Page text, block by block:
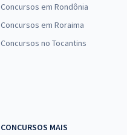
Concursos em Rondônia
Concursos em Roraima
Concursos no Tocantins
CONCURSOS MAIS